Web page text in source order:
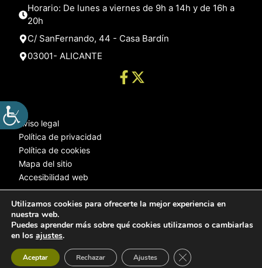
Horario: De lunes a viernes de 9h a 14h y de 16h a
20h
C/ SanFernando, 44 - Casa Bardín
03001- ALICANTE
Aviso legal
Política de privacidad
Política de cookies
Mapa del sitio
Accesibilidad web
© 2025 Web desarrollada por el Servicio de Informática de Diputación
Utilizamos cookies para ofrecerte la mejor experiencia en
nuestra web.
Puedes aprender más sobre qué cookies utilizamos o cambiarlas
en los ajustes.
Aceptar Rechazar Ajustes Cerrar el banner de